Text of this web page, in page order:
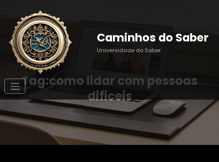
conteúdo
Caminhos do Saber
Universidade do Saber
Tag:como lidar com pessoas
dificeis